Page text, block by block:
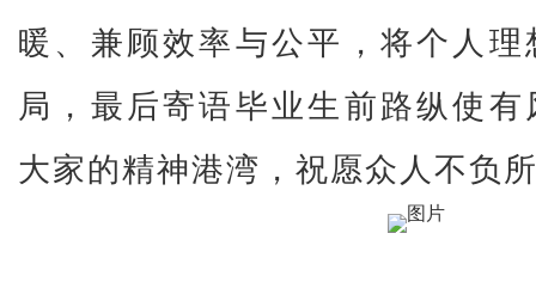
暖、兼顾效率与公平，将个人
局，最后寄语毕业生前路纵使
大家的精神港湾，祝愿众人不负